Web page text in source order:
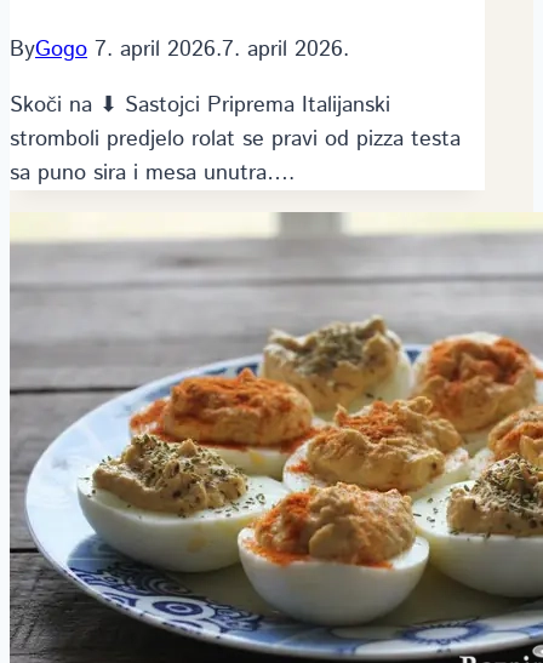
ByGogo 7. april 2026.7. april 2026.
Skoči na ⬇ Sastojci Priprema Italijanski
stromboli predjelo rolat se pravi od pizza testa
sa puno sira i mesa unutra….